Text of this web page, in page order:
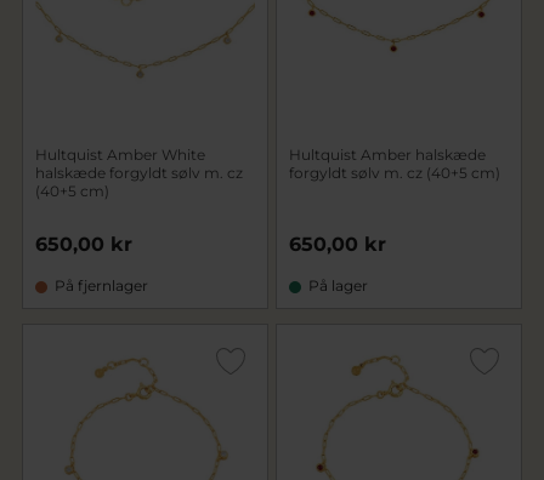
Hultquist Amber White
halskæde forgyldt sølv m. cz
(40+5 cm)
650,00 kr
På fjernlager
Hultquist Amber halskæde
forgyldt sølv m. cz (40+5 cm)
650,00 kr
På lager